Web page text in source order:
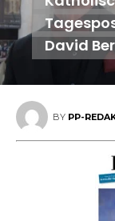
David
BY PP-